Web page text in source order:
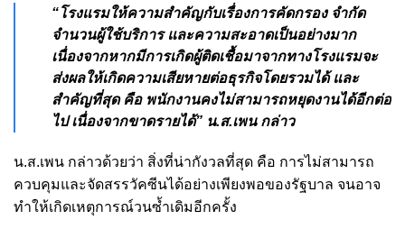
“โรงแรมให้ความสำคัญกับเรื่องการคัดกรอง จำกัด
จำนวนผู้ใช้บริการ และความสะอาดเป็นอย่างมาก
เนื่องจากหากมีการเกิดผู้ติดเชื้อมาจากทางโรงแรมจะ
ส่งผลให้เกิดความเสียหายต่อธุรกิจโดยรวมได้ และ
สำคัญที่สุด คือ พนักงานคงไม่สามารถหยุดงานได้อีกต่อ
ไป เนื่องจากขาดรายได้” น.ส.เพน กล่าว
น.ส.เพน กล่าวด้วยว่า สิ่งที่น่ากังวลที่สุด คือ การไม่สามารถ
ควบคุมและจัดสรรวัคซีนได้อย่างเพียงพอของรัฐบาล จนอาจ
ทำให้เกิดเหตุการณ์วนซ้ำเดิมอีกครั้ง